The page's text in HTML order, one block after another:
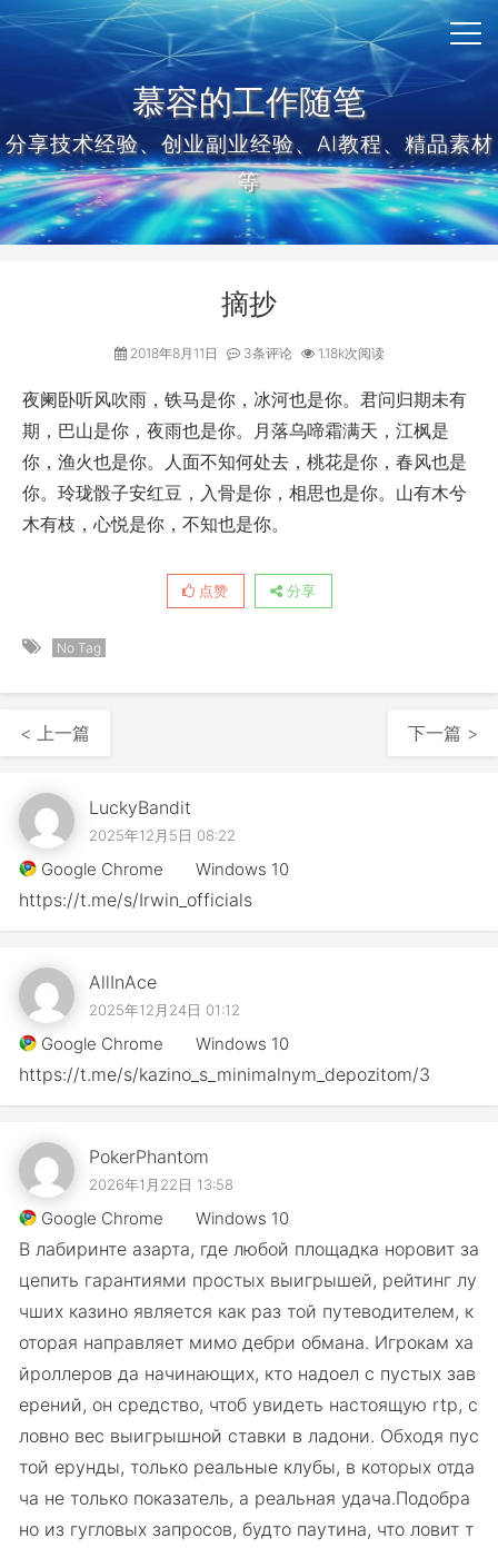
慕容的工作随笔
分享技术经验、创业副业经验、AI教程、精品素材
等
摘抄
2018年8月11日 3条评论 1.18k次阅读
夜阑卧听风吹雨，铁马是你，冰河也是你。君问归期未有
期，巴山是你，夜雨也是你。月落乌啼霜满天，江枫是
你，渔火也是你。人面不知何处去，桃花是你，春风也是
你。玲珑骰子安红豆，入骨是你，相思也是你。山有木兮
木有枝，心悦是你，不知也是你。
点赞 分享
No Tag
< 上一篇 下一篇 >
LuckyBandit
2025年12月5日 08:22
Google Chrome Windows 10
https://t.me/s/Irwin_officials
AllInAce
2025年12月24日 01:12
Google Chrome Windows 10
https://t.me/s/kazino_s_minimalnym_depozitom/3
PokerPhantom
2026年1月22日 13:58
Google Chrome Windows 10
В лабиринте азарта, где любой площадка норовит за
цепить гарантиями простых выигрышей, рейтинг лу
чших казино является как раз той путеводителем, к
оторая направляет мимо дебри обмана. Игрокам ха
йроллеров да начинающих, кто надоел с пустых зав
ерений, он средство, чтоб увидеть настоящую rtp, с
ловно вес выигрышной ставки в ладони. Обходя пус
той ерунды, только реальные клубы, в которых отда
ча не только показатель, а реальная удача.Подобра
но из гугловых запросов, будто паутина, что ловит т